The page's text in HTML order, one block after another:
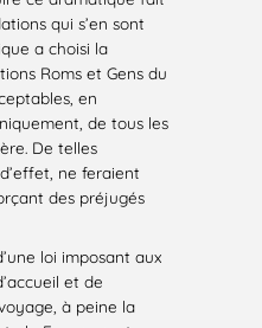
qui s’en sont
a choisi la
Roms et Gens du
en
de tous les
De telles
ne feraient
des préjugés
loi imposant aux
et de
à peine la